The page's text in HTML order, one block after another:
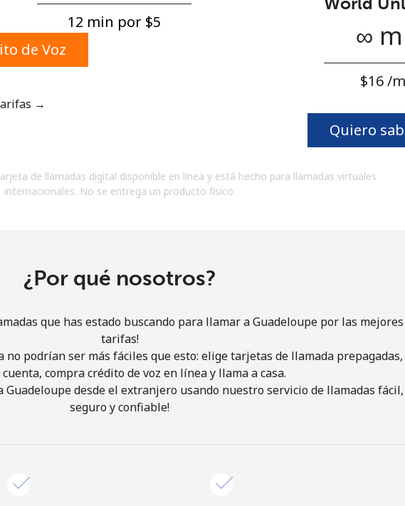
número
caracter especial
abrir una cuenta en este sitio web, estoy de
¡Hola!
Inicia sesión oREGÍSTRATE →
12 min por ⁦$5⁩
de Voz
→
∞
⁦$16⁩ /
Quiero
de llamadas digital disponible en línea y está hecho para llamadas virtuales
internacionales. No se entrega un producto físico.
¿Por qué nosotros?
que has estado buscando para llamar a Guadeloupe por las mejores
tarifas!
no podrían ser más fáciles que esto: elige tarjetas de llamada prepagadas,
compra crédito de voz en línea y llama a casa.
Guadeloupe desde el extranjero usando nuestro servicio de llamadas fácil,
seguro y confiable!